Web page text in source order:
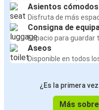
Asientos cómodos
Disfruta de más
Consigna de
Espacio para
Aseos
Disponible en todos
¿Es la primera
Más